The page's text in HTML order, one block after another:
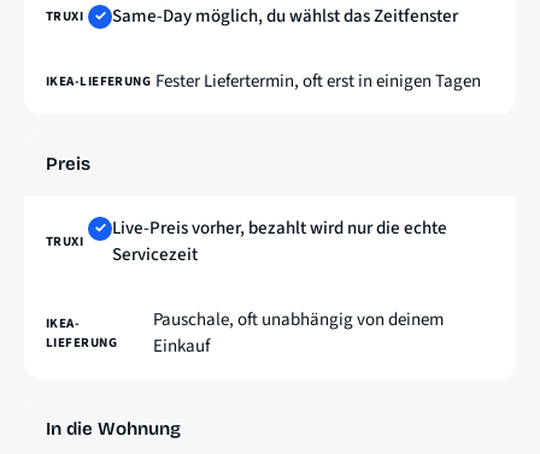
✓ Same-Day möglich, du wählst das Zeitfenster
Fester Liefertermin, oft erst in einigen Tagen
Preis
✓ Live-Preis vorher, bezahlt wird nur die echte
Servicezeit
Pauschale, oft unabhängig von deinem
Einkauf
In die Wohnung